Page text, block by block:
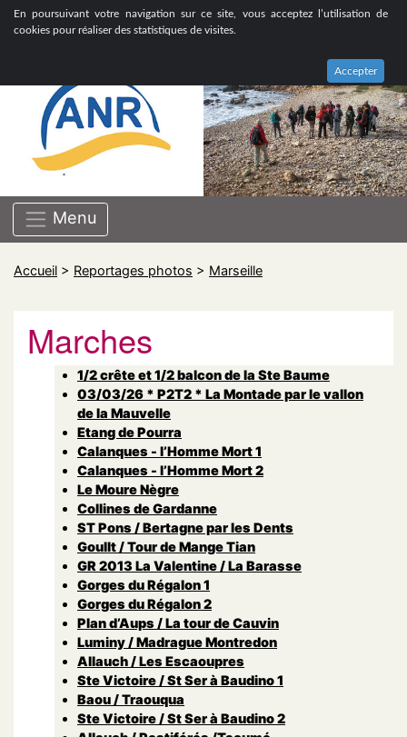
En poursuivant votre navigation sur ce site, vous acceptez l’utilisation de
cookies pour réaliser des statistiques de visites.
Accepter
ASSOCIATION NATIONALE DE RETRAITÉS GROUPE
BOUCHES-DU-RHÔNE
Menu
Accueil > Reportages photos > Marseille
Marches
1/2 crête et 1/2 balcon de la Ste Baume
03/03/26 * P2T2 * La Montade par le vallon
de la Mauvelle
Etang de Pourra
Calanques - l’Homme Mort 1
Calanques - l’Homme Mort 2
Le Moure Nègre
Collines de Gardanne
ST Pons / Bertagne par les Dents
Goullt / Tour de Mange Tian
GR 2013 La Valentine / La Barasse
Gorges du Régalon 1
Gorges du Régalon 2
Plan d’Aups / La tour de Cauvin
Luminy / Madrague Montredon
Allauch / Les Escaoupres
Ste Victoire / St Ser à Baudino 1
Baou / Traouqua
Ste Victoire / St Ser à Baudino 2